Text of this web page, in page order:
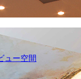
ュー空間